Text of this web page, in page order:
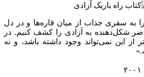
را به سفری جذاب از میان قاره‌ها و در دل
شکل‌دهنده به آزادی را کشف کنیم. در
از این نمی‌تواند وجود داشته باشد، و نه